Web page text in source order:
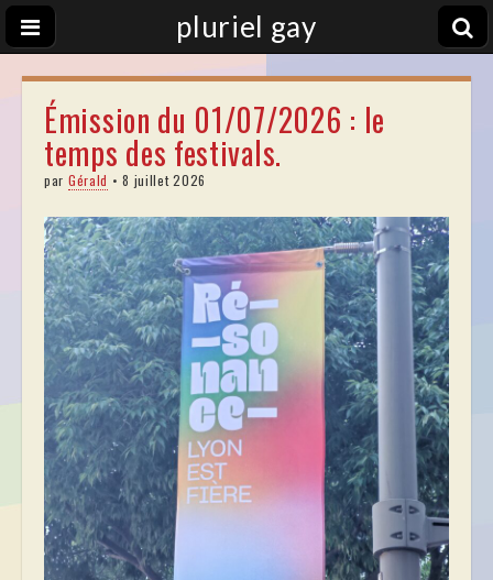
pluriel gay
Émission du 01/07/2026 : le
temps des festivals.
par Gérald •8 juillet 2026